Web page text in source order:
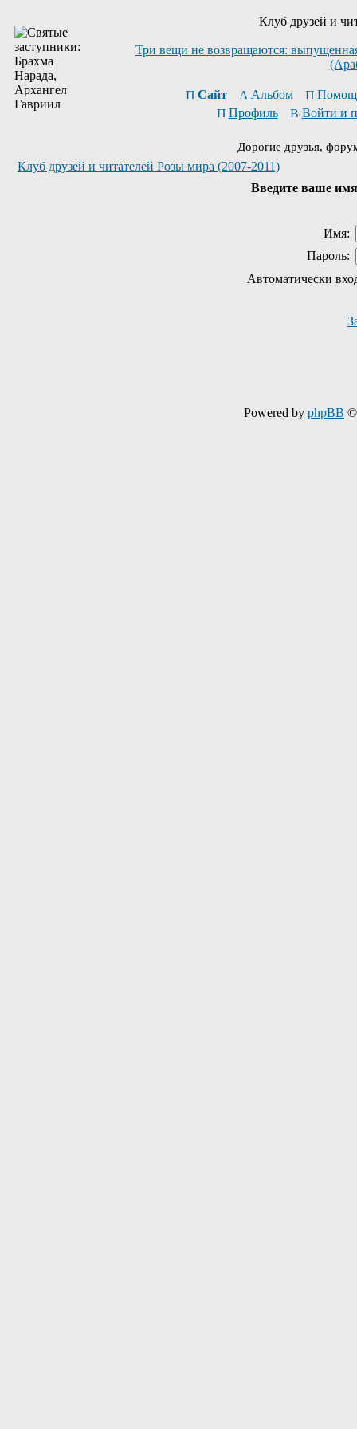
Клуб друзей и
Три вещи не возвращаются:
Сайт Альбом
Профиль
Войти и
Дорогие друзья,
Клуб друзей и читателей Розы мира (2007-2011)
Введите ваше
Имя:
Пароль:
Автоматически
Powered by phpBB ©